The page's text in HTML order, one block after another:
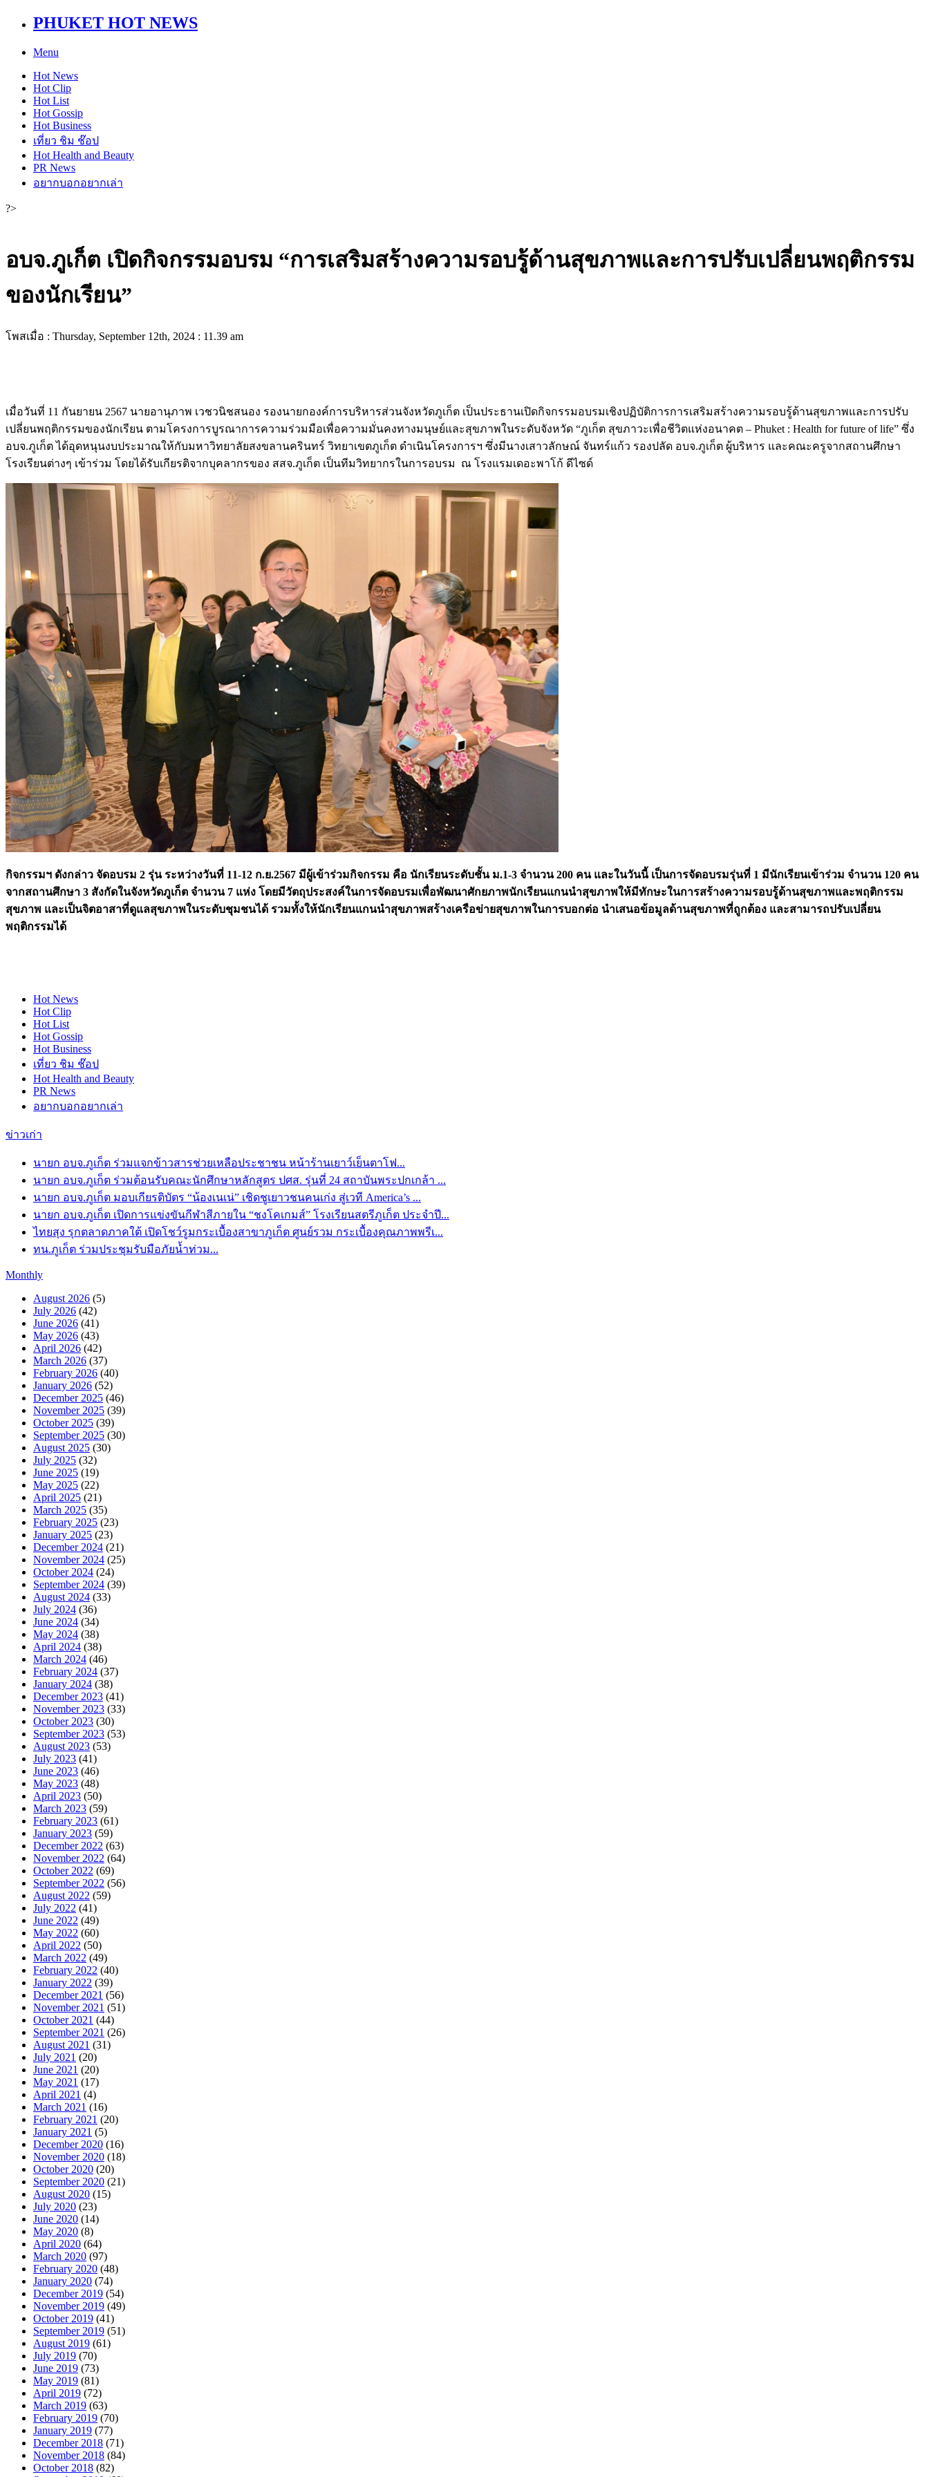
PHUKET HOT NEWS
Menu
Hot News
Hot Clip
Hot List
Hot Gossip
Hot Business
เที่ยว ชิม ช๊อป
Hot Health and Beauty
PR News
อยากบอกอยากเล่า
?>
อบจ.ภูเก็ต เปิดกิจกรรมอบรม “การเสริมสร้างความรอบรู้ด้านสุขภาพและการปรับเปลี่ยนพฤติกรรม
ของนักเรียน”
โพสเมื่อ : Thursday, September 12th, 2024 : 11.39 am
เมื่อวันที่ 11 กันยายน 2567 นายอานุภาพ เวชวนิชสนอง รองนายกองค์การบริหารส่วนจังหวัดภูเก็ต เป็นประธานเปิดกิจกรรมอบรมเชิงปฏิบัติการการเสริมสร้างความรอบรู้ด้านสุขภาพและการปรับ
เปลี่ยนพฤติกรรมของนักเรียน ตามโครงการบูรณาการความร่วมมือเพื่อความมั่นคงทางมนุษย์และสุขภาพในระดับจังหวัด “ภูเก็ต สุขภาวะเพื่อชีวิตแห่งอนาคต – Phuket : Health for future of life” ซึ่ง
อบจ.ภูเก็ต ได้อุดหนุนงบประมาณให้กับมหาวิทยาลัยสงขลานครินทร์ วิทยาเขตภูเก็ต ดำเนินโครงการฯ ซึ่งมีนางเสาวลักษณ์ จันทร์แก้ว รองปลัด อบจ.ภูเก็ต ผู้บริหาร และคณะครูจากสถานศึกษา
โรงเรียนต่างๆ เข้าร่วม โดยได้รับเกียรติจากบุคลากรของ สสจ.ภูเก็ต เป็นทีมวิทยากรในการอบรม ณ โรงแรมเดอะพาโก้ ดีไซด์
กิจกรรมฯ ดังกล่าว จัดอบรม 2 รุ่น ระหว่างวันที่ 11-12 ก.ย.2567 มีผู้เข้าร่วมกิจกรรม คือ นักเรียนระดับชั้น ม.1-3 จำนวน 200 คน และในวันนี้ เป็นการจัดอบรมรุ่นที่ 1 มีนักเรียนเข้าร่วม จำนวน 120 คน
จากสถานศึกษา 3 สังกัดในจังหวัดภูเก็ต จำนวน 7 แห่ง โดยมีวัตถุประสงค์ในการจัดอบรมเพื่อพัฒนาศักยภาพนักเรียนแกนนำสุขภาพให้มีทักษะในการสร้างความรอบรู้ด้านสุขภาพและพฤติกรรม
สุขภาพ และเป็นจิตอาสาที่ดูแลสุขภาพในระดับชุมชนได้ รวมทั้งให้นักเรียนแกนนำสุขภาพสร้างเครือข่ายสุขภาพในการบอกต่อ นำเสนอข้อมูลด้านสุขภาพที่ถูกต้อง และสามารถปรับเปลี่ยน
พฤติกรรมได้
Hot News
Hot Clip
Hot List
Hot Gossip
Hot Business
เที่ยว ชิม ช๊อป
Hot Health and Beauty
PR News
อยากบอกอยากเล่า
ข่าวเก่า
นายก อบจ.ภูเก็ต ร่วมแจกข้าวสารช่วยเหลือประชาชน หน้าร้านเยาว์เย็นตาโฟ...
นายก อบจ.ภูเก็ต ร่วมต้อนรับคณะนักศึกษาหลักสูตร ปศส. รุ่นที่ 24 สถาบันพระปกเกล้า ...
นายก อบจ.ภูเก็ต มอบเกียรติบัตร “น้องเนเน่” เชิดชูเยาวชนคนเก่ง สู่เวที America’s ...
นายก อบจ.ภูเก็ต เปิดการแข่งขันกีฬาสีภายใน “ชงโคเกมส์” โรงเรียนสตรีภูเก็ต ประจำปี...
ไทยสุง รุกตลาดภาคใต้ เปิดโชว์รูมกระเบื้องสาขาภูเก็ต ศูนย์รวม กระเบื้องคุณภาพพรีเ...
ทน.ภูเก็ต ร่วมประชุมรับมือภัยน้ำท่วม...
Monthly
August 2026 (5)
July 2026 (42)
June 2026 (41)
May 2026 (43)
April 2026 (42)
March 2026 (37)
February 2026 (40)
January 2026 (52)
December 2025 (46)
November 2025 (39)
October 2025 (39)
September 2025 (30)
August 2025 (30)
July 2025 (32)
June 2025 (19)
May 2025 (22)
April 2025 (21)
March 2025 (35)
February 2025 (23)
January 2025 (23)
December 2024 (21)
November 2024 (25)
October 2024 (24)
September 2024 (39)
August 2024 (33)
July 2024 (36)
June 2024 (34)
May 2024 (38)
April 2024 (38)
March 2024 (46)
February 2024 (37)
January 2024 (38)
December 2023 (41)
November 2023 (33)
October 2023 (30)
September 2023 (53)
August 2023 (53)
July 2023 (41)
June 2023 (46)
May 2023 (48)
April 2023 (50)
March 2023 (59)
February 2023 (61)
January 2023 (59)
December 2022 (63)
November 2022 (64)
October 2022 (69)
September 2022 (56)
August 2022 (59)
July 2022 (41)
June 2022 (49)
May 2022 (60)
April 2022 (50)
March 2022 (49)
February 2022 (40)
January 2022 (39)
December 2021 (56)
November 2021 (51)
October 2021 (44)
September 2021 (26)
August 2021 (31)
July 2021 (20)
June 2021 (20)
May 2021 (17)
April 2021 (4)
March 2021 (16)
February 2021 (20)
January 2021 (5)
December 2020 (16)
November 2020 (18)
October 2020 (20)
September 2020 (21)
August 2020 (15)
July 2020 (23)
June 2020 (14)
May 2020 (8)
April 2020 (64)
March 2020 (97)
February 2020 (48)
January 2020 (74)
December 2019 (54)
November 2019 (49)
October 2019 (41)
September 2019 (51)
August 2019 (61)
July 2019 (70)
June 2019 (73)
May 2019 (81)
April 2019 (72)
March 2019 (63)
February 2019 (70)
January 2019 (77)
December 2018 (71)
November 2018 (84)
October 2018 (82)